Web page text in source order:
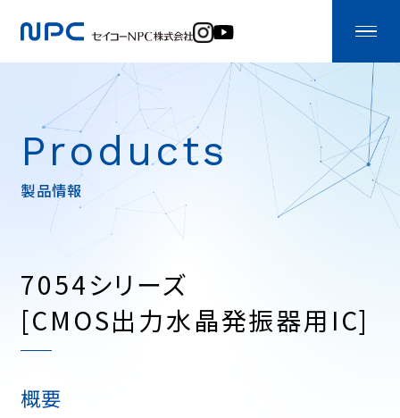
Products
製品情報
7054シリーズ
[CMOS出力水晶発振器用IC]
概要